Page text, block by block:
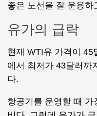
좋은 노선을 잘 운용하
유가의 급락
현재 WTI유 가격이 45
에서 최저가 43달러까
다.
항공기를 운영할 때